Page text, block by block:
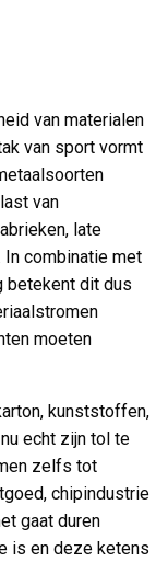
van materialen
van sport vormt
van
late
In combinatie met
betekent dit dus
moeten
kunststoffen,
echt zijn tol te
zelfs tot
chipindustrie
gaat duren
is en deze ketens